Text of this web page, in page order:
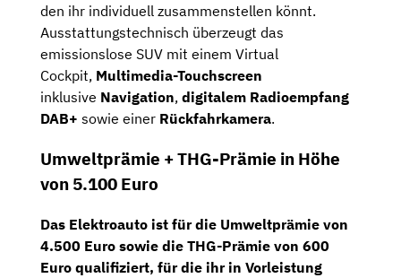
den ihr individuell zusammenstellen könnt.
Ausstattungstechnisch überzeugt das
emissionslose SUV mit einem Virtual
Cockpit, Multimedia-Touchscreen
inklusive Navigation, digitalem Radioempfang
DAB+ sowie einer Rückfahrkamera.
Umweltprämie + THG-Prämie in Höhe
von 5.100 Euro
Das Elektroauto ist für die Umweltprämie von
4.500 Euro sowie die THG-Prämie von 600
Euro qualifiziert, für die ihr in Vorleistung